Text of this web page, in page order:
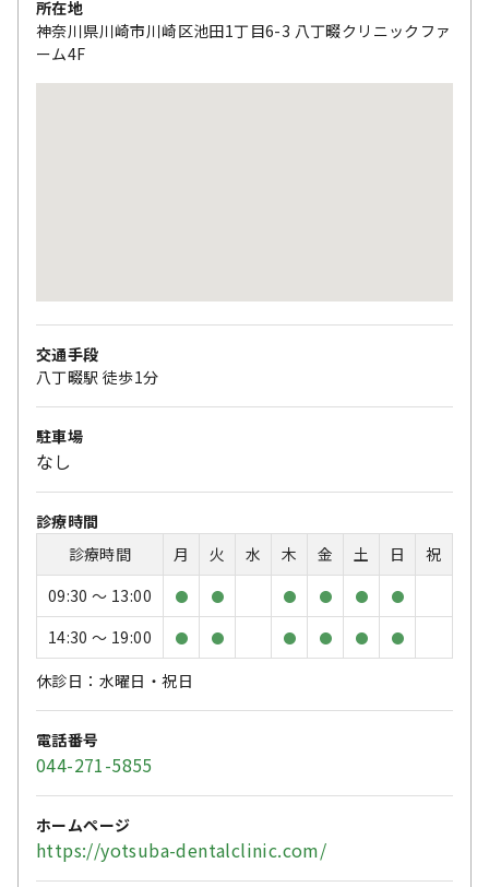
所在地
神奈川県川崎市川崎区池田1丁目6-3 八丁畷クリニックファ
ーム4F
交通手段
八丁畷駅 徒歩1分
駐車場
なし
診療時間
診療時間
月 火 水 木 金 土 日
祝
09:30 〜 13:00
● ● ● ● ● ●
14:30 〜 19:00 ● ● ● ● ● ●
休診日：水曜日・祝日
電話番号
044-271-5855
ホームページ
https://yotsuba-dentalclinic.com/